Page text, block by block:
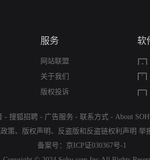
服务
网站联盟
关于我们
版权投诉
软
- 搜狐招聘 - 广告服务 - 联系方式 - About
策、 版权声明 、 反盗版和反盗链权利声明 举
备案号： 京ICP证030367号-1